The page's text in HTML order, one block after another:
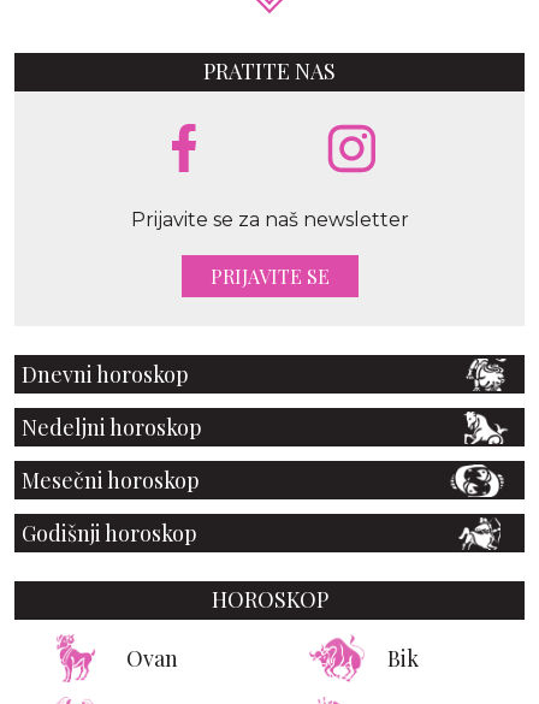
PRATITE NAS
Prijavite se za naš newsletter
PRIJAVITE SE
Dnevni horoskop
Nedeljni horoskop
Mesečni horoskop
Godišnji horoskop
HOROSKOP
Ovan Bik